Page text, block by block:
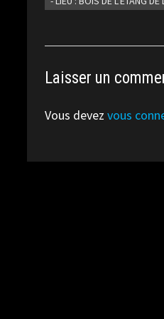
Laisser un
Vous devezvous